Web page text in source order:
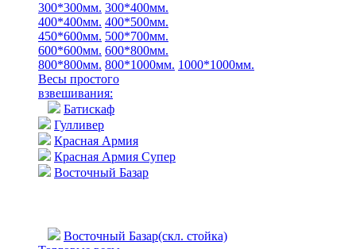
300*300мм. 300*400мм.
400*400мм. 400*500мм.
450*600мм. 500*700мм.
600*600мм. 600*800мм.
800*800мм. 800*1000мм. 1000*1000мм.
Весы простого
взвешивания:
Батискаф
Гулливер
Красная Армия
Красная Армия Супер
Восточный Базар
Восточный Базар(скл. стойка)